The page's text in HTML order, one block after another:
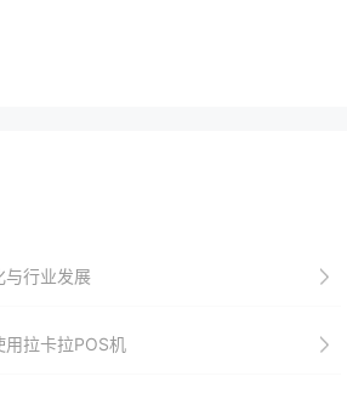
与行业发展
用拉卡拉POS机